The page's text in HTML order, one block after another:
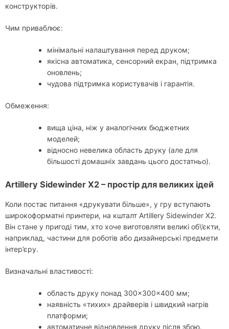
конструкторів.
Чим приваблює:
мінімальні налаштування перед друком;
якісна автоматика, сенсорний екран, підтримка
оновлень;
чудова підтримка користувачів і гарантія.
Обмеження:
вища ціна, ніж у аналогічних бюджетних
моделей;
відносно невелика область друку (але для
більшості домашніх завдань цього достатньо).
Artillery Sidewinder X2 – простір для великих ідей
Коли постає питання «друкувати більше», у гру вступають
широкоформатні принтери, на кшталт Artillery Sidewinder X2.
Він стане у пригоді тим, хто хоче виготовляти великі об\’єкти,
наприклад, частини для роботів або дизайнерські предмети
інтер’єру.
Визначальні властивості:
область друку понад 300×300×400 мм;
наявність «тихих» драйверів і швидкий нагрів
платформи;
автоматичне відновлення друку після збою.